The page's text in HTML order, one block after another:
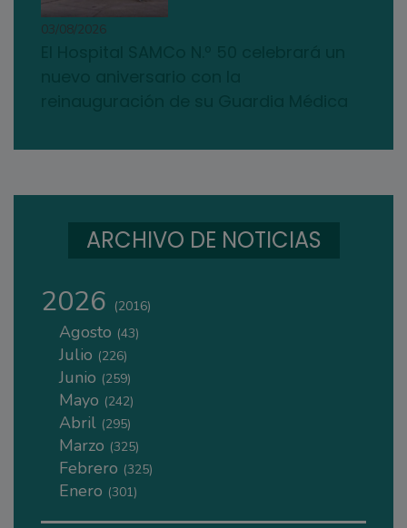
03/08/2026
ARCHIVO DE NOTICIAS
2026 (2016)
Agosto (43)
Julio (226)
Junio (259)
Mayo (242)
Abril (295)
Marzo (325)
Febrero (325)
Enero (301)